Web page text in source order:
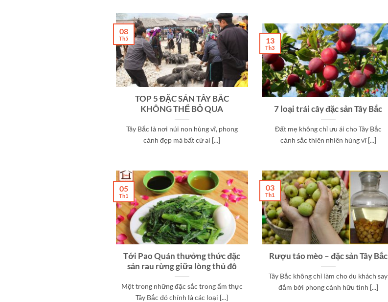
TOP 5 ĐẶC SẢN TÂY BẮC
KHÔNG THỂ BỎ QUA
Tây Bắc là nơi núi non hùng vĩ, phong
cảnh đẹp mà bất cứ ai [...]
08
Th5
7 loại trái cây đặc sản Tây Bắc
Đất mẹ không chỉ ưu ái cho Tây Bắc
cảnh sắc thiên nhiên hùng vĩ [...]
13
Th3
Tới Pao Quán thưởng thức đặc
sản rau rừng giữa lòng thủ đô
Một trong những đặc sắc trong ẩm thực
Tây Bắc đó chính là các loại [...]
05
Th1
Rượu táo mèo – đặc sản Tây Bắc
Tây Bắc không chỉ làm cho du khách say
đắm bởi phong cảnh hữu tình [...]
03
Th1